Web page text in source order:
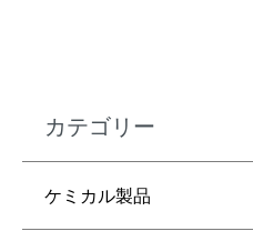
カテゴリー
ケミカル製品